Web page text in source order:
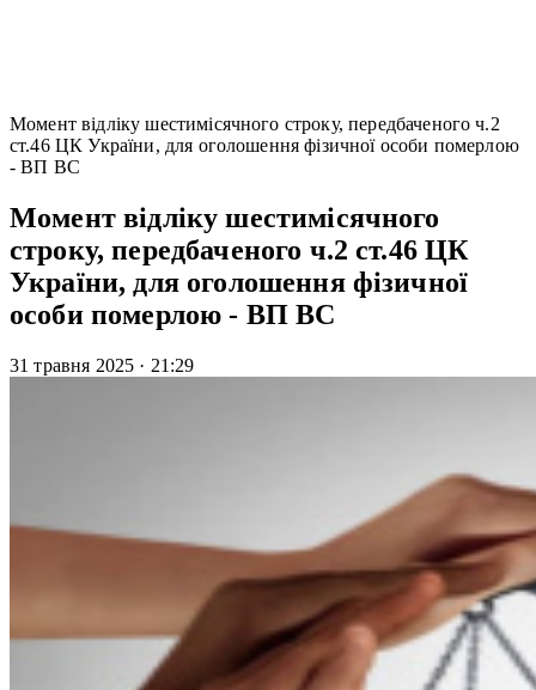
Момент відліку шестимісячного строку, передбаченого ч.2
ст.46 ЦК України, для оголошення фізичної особи померлою
- ВП ВС
Момент відліку шестимісячного
строку, передбаченого ч.2 ст.46 ЦК
України, для оголошення фізичної
особи померлою - ВП ВС
31 травня 2025 · 21:29